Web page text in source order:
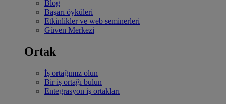
Blog
Başarı öyküleri
Etkinlikler ve web seminerleri
Güven Merkezi
Ortak
İş ortağımız olun
Bir iş ortağı bulun
Entegrasyon iş ortakları